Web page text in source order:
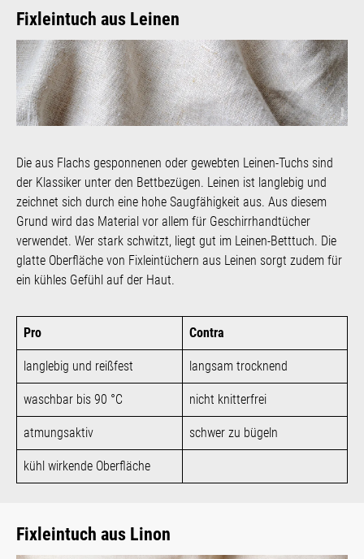
Fixleintuch aus Leinen
Die aus Flachs gesponnenen oder gewebten Leinen-Tuchs sind
der Klassiker unter den Bettbezügen. Leinen ist langlebig und
zeichnet sich durch eine hohe Saugfähigkeit aus. Aus diesem
Grund wird das Material vor allem für Geschirrhandtücher
verwendet. Wer stark schwitzt, liegt gut im Leinen-Betttuch. Die
glatte Oberfläche von Fixleintüchern aus Leinen sorgt zudem für
ein kühles Gefühl auf der Haut.
Pro Contra
langlebig und reißfest langsam trocknend
waschbar bis 90 °C nicht knitterfrei
atmungsaktiv schwer zu bügeln
kühl wirkende Oberfläche
Fixleintuch aus Linon